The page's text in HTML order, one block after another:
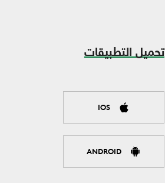
تحميل التطبيقات
IOS
ANDROID